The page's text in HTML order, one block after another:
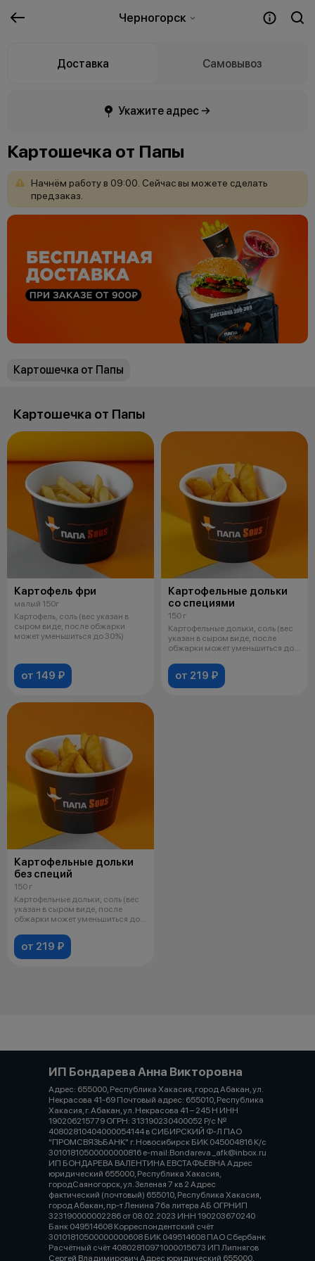
Черногорск
Доставка Самовывоз
Укажите адрес →
Картошечка от Папы
Начнём работу в 09:00. Сейчас вы можете сделать
предзаказ.
Картошечка от Папы
Картошечка от Папы
Картофель фри
малый 150г
Картофель, соль (вес указан в
сыром виде, после обжарки
может уменьшиться до 30%)
от 149 ₽
Картофельные дольки
со специями
150 г
Картофельные дольки, соль (вес
указан в сыром виде, после
обжарки может уменьшиться до
от 219 ₽
Картофельные дольки
без специй
150 г
Картофельные дольки, соль (вес
указан в сыром виде, после
обжарки может уменьшиться до
от 219 ₽
ИП Бондарева Анна Викторовна
Адрес: 655000, Республика Хакасия, город Абакан, ул.
Некрасова 41-69 Почтовый адрес: 655010, Республика
Хакасия, г. Абакан, ул. Некрасова 41 – 245 Н ИНН
190206215779 ОГРН: 313190230400052 Р/с №
40802810404000054144 в СИБИРСКИЙ Ф-Л ПАО
"ПРОМСВЯЗЬБАНК" г. Новосибирск БИК 045004816 К/с
30101810500000000816 e-mail:Bondareva _afk@inbox.ru
ИП БОНДАРЕВА ВАЛЕНТИНА ЕВСТАФЬЕВНА Адрес
юридический 655000, Республика Хакасия,
городСаяногорск, ул. Зеленая 7 кв 2 Адрес
фактический (почтовый) 655010, Республика Хакасия,
город Абакан, пр-т Ленина 76а литера АБ ОГРНИП
323190000002286 от 08.02.2023 ИНН 190203670240
Банк 049514608 Корреспондентский счёт
30101810500000000608 БИК 049514608 ПАО Сбербанк
Расчётный счёт 40802810971000015673 ИП Липнягов
Сергей Владимирович Адрес юридический 655000,